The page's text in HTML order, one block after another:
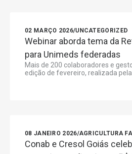
02 MARÇO 2026/UNCATEGORIZED
Webinar aborda tema da
para Unimeds federadas
Mais de 200 colaboradores e
edição de fevereiro, realizada pela
08 JANEIRO 2026/AGRICULTURA
Conab e Cresol Goiás